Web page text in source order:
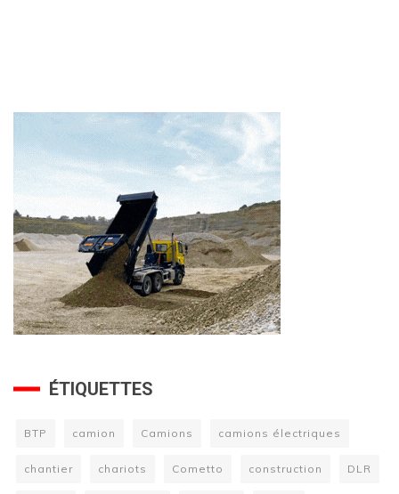
ÉTIQUETTES
BTP camion Camions camions électriques
chantier chariots Cometto construction DLR